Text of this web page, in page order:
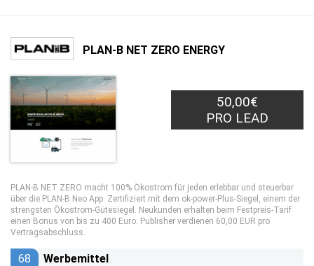
PLAN-B NET ZERO ENERGY
50,00€
PRO LEAD
PLAN-B NET ZERO macht 100% Ökostrom für jeden erlebbar und steuerbar
über die PLAN-B Neo App. Zertifiziert mit dem ok-power-Plus-Siegel, einem der
strengsten Ökostrom-Gütesiegel. Neukunden erhalten beim Festpreis-Tarif
einen Bonus von bis zu 400 Euro. Publisher verdienen 60,00 EUR pro
Vertragsabschluss.
68 Werbemittel